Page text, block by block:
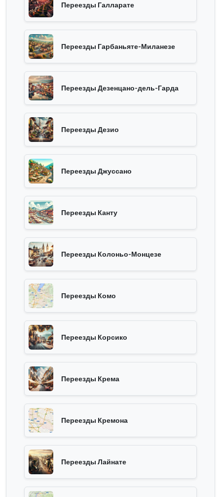
Переезды Галларате
Переезды Гарбаньяте-Миланезе
Переезды Дезенцано-дель-Гарда
Переезды Дезио
Переезды Джуссано
Переезды Канту
Переезды Колоньо-Монцезе
Переезды Комо
Переезды Корсико
Переезды Крема
Переезды Кремона
Переезды Лайнате